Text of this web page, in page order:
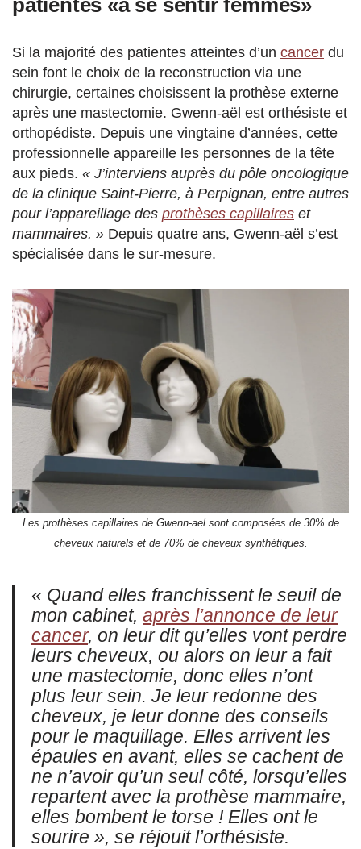
Si la majorité des patientes atteintes d’un cancer du
sein font le choix de la reconstruction via une
chirurgie, certaines choisissent la prothèse externe
après une mastectomie. Gwenn-aël est orthésiste et
orthopédiste. Depuis une vingtaine d’années, cette
professionnelle appareille les personnes de la tête
aux pieds. « J’interviens auprès du pôle oncologique
de la clinique Saint-Pierre, à Perpignan, entre autres
pour l’appareillage des prothèses capillaires et
mammaires. » Depuis quatre ans, Gwenn-aël s’est
spécialisée dans le sur-mesure.
Les prothèses capillaires de Gwenn-ael sont composées de 30% de
cheveux naturels et de 70% de cheveux synthétiques.
« Quand elles franchissent le seuil de
mon cabinet, après l’annonce de leur
cancer, on leur dit qu’elles vont perdre
leurs cheveux, ou alors on leur a fait
une mastectomie, donc elles n’ont
plus leur sein. Je leur redonne des
cheveux, je leur donne des conseils
pour le maquillage. Elles arrivent les
épaules en avant, elles se cachent de
ne n’avoir qu’un seul côté, lorsqu’elles
repartent avec la prothèse mammaire,
elles bombent le torse ! Elles ont le
sourire », se réjouit l’orthésiste.